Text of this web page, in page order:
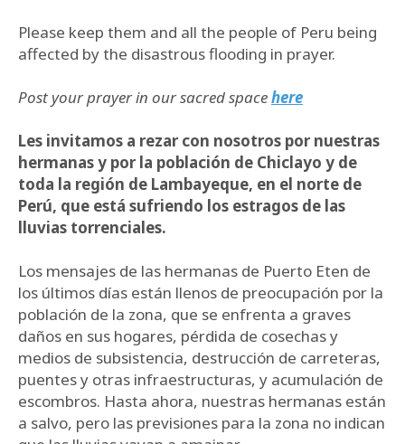
Please keep them and all the people of Peru being
affected by the disastrous flooding in prayer.
Post your prayer in our sacred spacehere
Les invitamos a rezar con nosotros por nuestras
hermanas y por la población de Chiclayo y de
toda la región de Lambayeque, en el norte de
Perú, que está sufriendo los estragos de las
lluvias torrenciales.
Los mensajes de las hermanas de Puerto Eten de
los últimos días están llenos de preocupación por la
población de la zona, que se enfrenta a graves
daños en sus hogares, pérdida de cosechas y
medios de subsistencia, destrucción de carreteras,
puentes y otras infraestructuras, y acumulación de
escombros. Hasta ahora, nuestras hermanas están
a salvo, pero las previsiones para la zona no indican